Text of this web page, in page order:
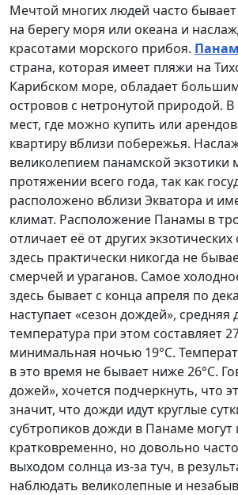
Мечтой многих людей часто
на берегу моря или океана и
красотами морского прибоя.
страна, которая имеет пляжи на
Карибском море, обладает
островов с нетронутой природой.
мест, где можно купить или
квартиру вблизи побережья.
великолепием панамской экзотики
протяжении всего года, так как
расположено вблизи Экватора и
климат. Расположение Панамы в
отличает её от других
здесь практически никогда не
смерчей и ураганов. Самое
здесь бывает с конца апреля по
наступает «сезон дождей», средняя
температура при этом составляет
минимальная ночью 19°С.
в это время не бывает ниже 26°С.
дожей», хочется подчеркнуть, что
значит, что дожди идут круглые
субтропиков дожди в Панаме могут
кратковременно, но довольно
выходом солнца из-за туч, в
наблюдать великолепные и